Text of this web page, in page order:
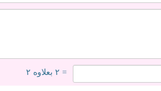
= ۲ بعلاوه ۲